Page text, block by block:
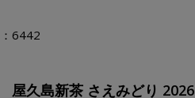
6442
屋久島新茶 さえみどり 2026